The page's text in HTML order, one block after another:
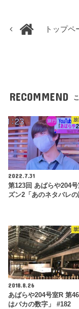
トップペ
RECOMMEND
放
2022.7.31
第123回 あばらや204
ズン2「あのネタバレ
放
2018.8.26
あばらや204号室R 第
はバカの数字」 #182